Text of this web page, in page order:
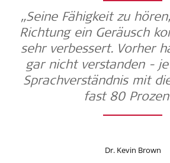
„Seine Fähigkeit zu
Richtung ein Geräusch
sehr verbessert. Vorher
gar nicht verstanden -
Sprachverständnis mit
fast 80
Dr. Kevin Brown